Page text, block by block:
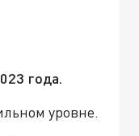
года.
уровне.